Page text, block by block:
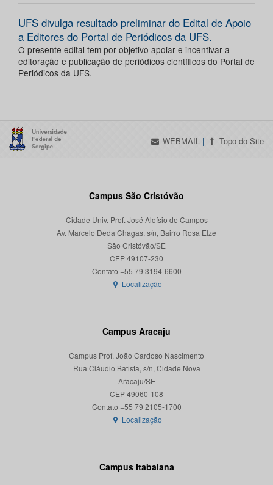
UFS divulga resultado preliminar do Edital de Apoio
a Editores do Portal de Periódicos da UFS.
O presente edital tem por objetivo apoiar e incentivar a
editoração e publicação de periódicos científicos do Portal de
Periódicos da UFS.
WEBMAIL | Topo do Site
Campus São Cristóvão
Cidade Univ. Prof. José Aloísio de Campos
Av. Marcelo Deda Chagas, s/n, Bairro Rosa Elze
São Cristóvão/SE
CEP 49107-230
Localização
Campus Aracaju
Campus Prof. João Cardoso Nascimento
Rua Cláudio Batista, s/n, Cidade Nova
Aracaju/SE
CEP 49060-108
Localização
Campus Itabaiana